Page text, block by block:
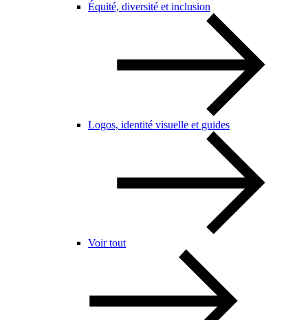
Équité, diversité et inclusion
Logos, identité visuelle et guides
Voir tout